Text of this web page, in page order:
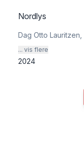
Nordlys
Dag Otto Lauritzen
... vis flere
2024